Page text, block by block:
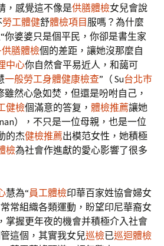
，感覺這不像是供膳體檢女兒會說
勞工體健舒體檢項目 服嗎？為什麼
你婆婆只是個平民，你卻是書生家
膳體檢個的差距，讓她沒那麼自
中心你自然會平易近人，和藹可
一般勞工身體健康檢查”（ Su台北巿
雖然心急如焚，但還是吩咐自己，
健檢個滿意的答复， 體檢推薦讓她
），不只是一位母親，也是一位
的杰健檢推薦出模范女性，她積極
檢為社會作進獻的愛心影響了很多
慧為“員工體檢印華百家姓協會婦女
常組織各類運動，盼望印尼華裔女
掌握更年夜的機會并積極介入社會
這個，其實我女兒巡檢已巡迴體檢